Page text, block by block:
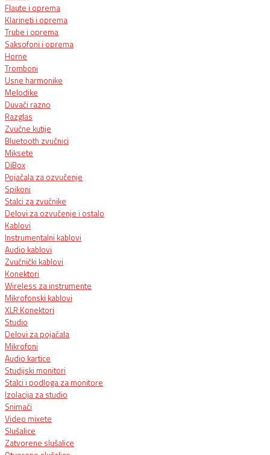
Flaute i oprema
Klarineti i oprema
Trube i oprema
Saksofoni i oprema
Horne
Tromboni
Usne harmonike
Melodike
Duvači razno
Razglas
Zvučne kutije
Bluetooth zvučnici
Miksete
DiBox
Pojačala za ozvučenje
Spikoni
Stalci za zvučnike
Delovi za ozvučenje i ostalo
Kablovi
Instrumentalni kablovi
Audio kablovi
Zvučnički kablovi
Konektori
Wireless za instrumente
Mikrofonski kablovi
XLR Konektori
Studio
Delovi za pojačala
Mikrofoni
Audio kartice
Studijski monitori
Stalci i podloga za monitore
Izolacija za studio
Snimači
Video mixete
Slušalice
Zatvorene slušalice